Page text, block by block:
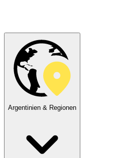
Argentinien & Regionen